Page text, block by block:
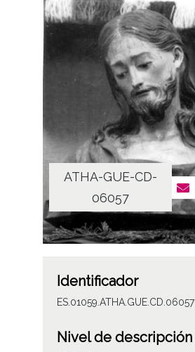
ATHA-GUE-CD-
06057
Identificador
ES.01059.ATHA.GUE.CD.06057
Nivel de descripción